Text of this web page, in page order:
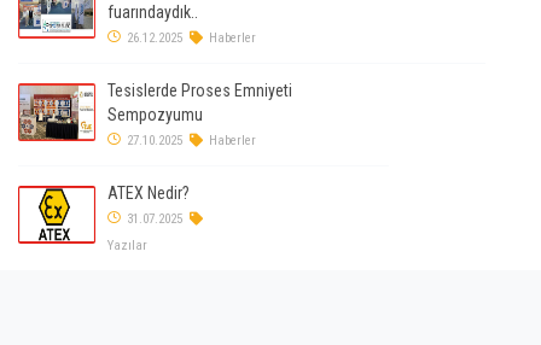
fuarındaydık..
26.12.2025 Haberler
Tesislerde Proses Emniyeti
Sempozyumu
27.10.2025 Haberler
ATEX Nedir?
31.07.2025
Yazılar